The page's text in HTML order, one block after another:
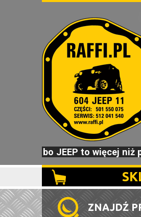
bo JEEP to więcej niż
ZNAJDŹ